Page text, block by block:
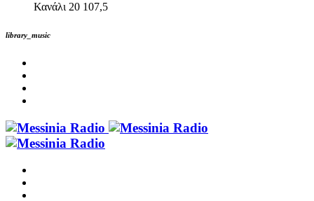
Κανάλι 20 107,5
library_music